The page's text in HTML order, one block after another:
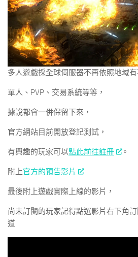
多人遊戲採全球伺服器不再依照地域有
單人、PVP、交易系統等等，
據說都會一併保留下來，
官方網站目前開放登記測試，
有興趣的玩家可以點此前往註冊 。
附上官方的預告影片
最後附上遊戲實際上線的影片，
尚未訂閱的玩家記得點選影片右下角
道